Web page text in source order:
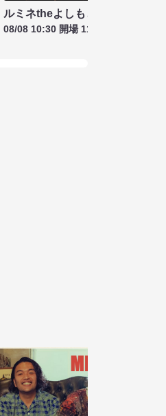
ルミネtheよしもと お盆特別興行
08/08 10:30 開場 11:00 開演